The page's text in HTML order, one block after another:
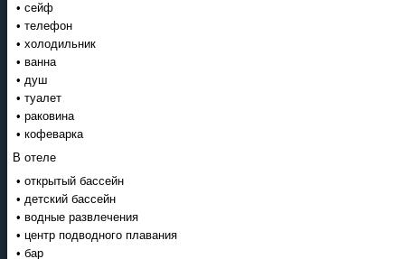
• сейф
• телефон
• холодильник
• ванна
• душ
• туалет
• раковина
• кофеварка
В отеле
• открытый бассейн
• детский бассейн
• водные развлечения
• центр подводного плавания
• бар